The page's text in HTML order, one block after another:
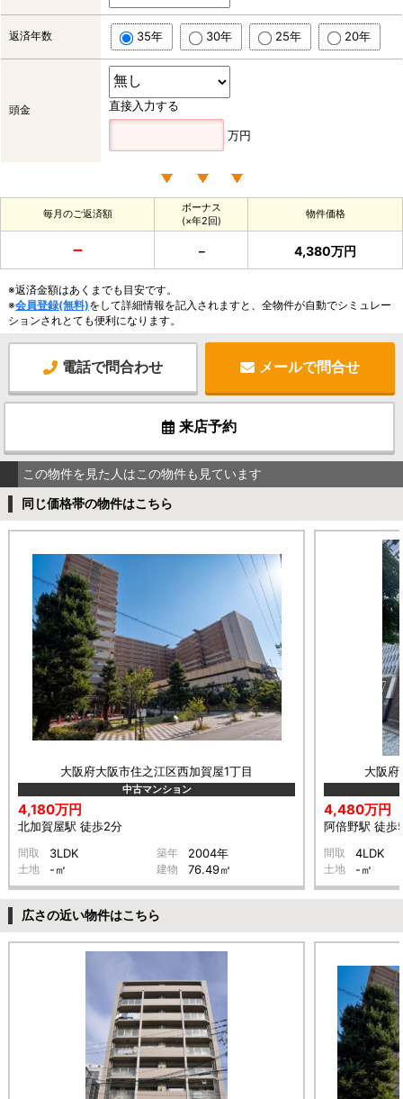
返済年数 35年 30年 25年 20年
頭金 直接入力する
万円
毎月のご返済額
ボーナス
(×年2回)
物件価格
－ － 4,380万円
※返済金額はあくまでも目安です。
※会員登録(無料)をして詳細情報を記入されますと、全物件が自動でシミュレー
ションされとても便利になります。
電話で問合わせ メールで問合せ
来店予約
この物件を見た人はこの物件も見ています
同じ価格帯の物件はこちら
大阪府大阪市住之江区西加賀屋1丁目
中古マンション
4,180万円
北加賀屋駅 徒歩2分
間取 3LDK 築年 2004年
土地 -㎡ 建物 76.49㎡
大阪
4,480万円
阿倍野駅 徒歩
間取 4LDK
土地 -㎡
広さの近い物件はこちら